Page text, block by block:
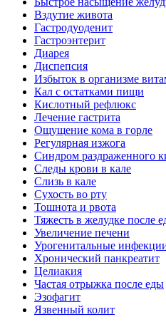
Вздутие живота
Гастродуоденит
Гастроэнтерит
Диарея
Диспепсия
Избыток в организме
Кал с остатками пищи
Кислотный рефлюкс
Лечение гастрита
Ощущение кома в горле
Регулярная изжога
Синдром раздраженного
Следы крови в кале
Слизь в кале
Сухость во рту
Тошнота и рвота
Тяжесть в желудке после
Увеличение печени
Урогенитальные
Хронический панкреатит
Целиакия
Частая отрыжка после еды
Эзофагит
Язвенный колит